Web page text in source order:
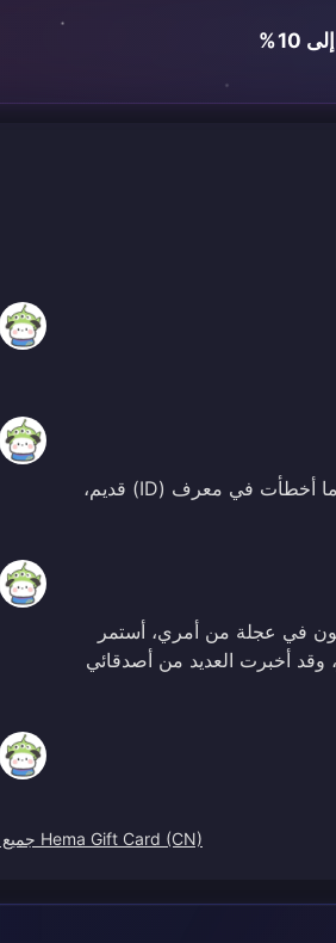
إنه الأفضل والأرخص، سريع وآمن جداً لشحن الحسابات. عندما أخطأت في معرف (ID) قديم،
في عجلة من أمري، أستمر
وقد أخبرت العديد من أصدقائي
Hema Gift Card (CN) جميع التقييمات